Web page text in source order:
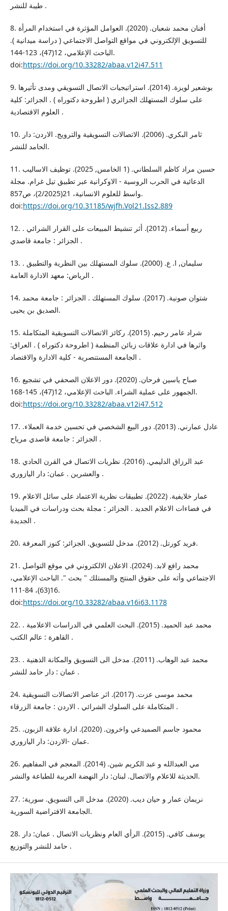
طيبة للنشر .
8. أفنان محمد شعبان. (2020). العوامل المؤثرة في استخدام المرأة
للتسويق الإلكتروني في مواقع التواصل الاجتماعي ( دراسة ميدانية ).
الباحث الإعلامي، 12(47)، 123-144.
doi:https://doi.org/10.33282/abaa.v12i47.511
9. بوشعير لويزة. (2014). استراتيجيات الاتصال التسويقي ومدى تأثيرها
على سلوك المستهلك الجزائري ( اطروحة دكتوراه ) . الجزائر: كلية
العلوم الاقتصادية .
10. ثامر البكري. (2006). الاتصالات التسويقية والترويج. الاردن: دار
الحامد للنشر.
11. حسين مراد كاظم السلطاني. (1 الخامس, 2025). توظيف الاساليب
الدعائية في الحرب الروسية - الاوكرانية عبر تطبيق تيل غرام. مجلة
واسط للعلوم الانسانية، 21(2/2025)، ص857.
doi:https://doi.org/10.31185/wjfh.Vol21.Iss2.889
12. ربيع أسماء. (2012). أثر تنشيط المبيعات على القرار الشرائي .
الجزائر : جامعة قاصدي .
13. سليمان, ا. ع. (2000). سلوك المستهلك بين النظرية والتطبيق .
الرياض: معهد الادارة العامة .
14. شتوان صونية. (2017). سلوك المستهلك . الجزائر : جامعة محمد
الصديق بن يحيى.
15. شراد عامر رحيم. (2015). ركائز الاتصالات التسويقية المتكاملة
واثرها في ادارة علاقات زبائن المنظمة ( اطروحة دكتوراه ) . العراق:
الجامعة المستنصرية - كلية الادارة والاقتصاد .
16. صباح ياسين فرحان. (2020). دور الاعلان الصحفي في تشجيع
الجمهور على عملية الشراء. الباحث الإعلامي، 12(47)، 145-168.
doi:https://doi.org/10.33282/abaa.v12i47.512
17. عادل عمارني. (2013). دور البیع الشخصي في تحسین خدمة العملاء.
الجزائر : جامعة قاصدي مرياح .
18. عبد الرزاق الدليمي. (2016). نظريات الاتصال في القرن الحادي
والعشرين . عمان: دار اليازوري .
19. عمار خلايفية. (2022). تطبيقات نظرية الاعتماد على سائل الاعلام
في فضاءات الاعلام الجديد . الجزائر : مجلة بحث ودراسات في الميديا
الجديدة .
20. فريد كورتل. (2012). مدخل للتسويق. الجزائر: كنوز المعرفة.
21. محمد رافع لابد. (2024). الاعلان الالكتروني في موقع التواصل
الاجتماعي وأثه على حقوق المنتج والمستلك " بحث ". الباحث الإعلامي،
16(63)، 84-111.
doi:https://doi.org/10.33282/abaa.v16i63.1178
22. محمد عبد الحميد. (2015). البحث العلمي في الدراسات الاعلامية .
القاهرة : عالم الكتب .
23. محمد عبد الوهاب. (2011). مدخل الى التسويق والمكانة الذهنية .
عمان : دار حامد للنشر .
24. محمد موسى عزت. (2017). اثر عناصر الاتصالات التسويقية
المتكاملة على السلوك الشرائي . الاردن : جامعة الزرقاء .
25. محمود جاسم الصميدعي واخرون. (2020). ادارة علاقة الزبون.
عمان -الاردن: دار اليازوري.
26. مي العبدالله و عبد الكريم شين. (2014). المعجم في المفاهيم
الحديثة للاعلام والاتصال. لبنان: دار النهضة العربية للطباعة والنشر.
27. نريمان عمار و حيان ديب. (2020). مدخل الى التسويق. سورية:
الجامعة الافتراضية السورية.
28. يوسف كافي. (2015). الرأي العام ونظريات الاتصال . عمان: دار
حامد للنشر والتوزيع .